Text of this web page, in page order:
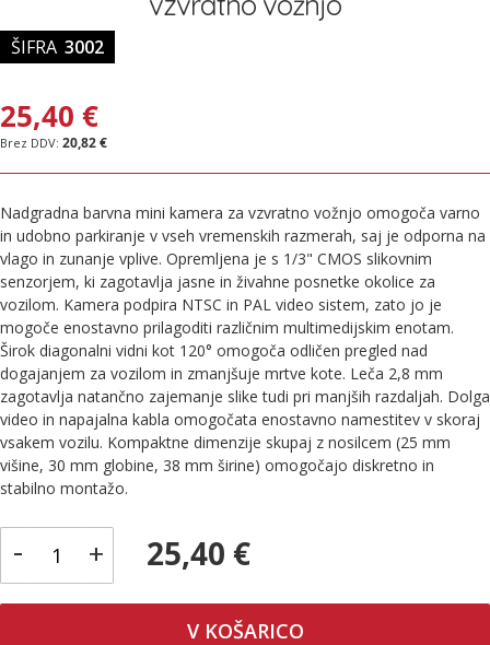
ŠIFRA 3002
25,40 €
20,82 €
Nadgradna barvna mini kamera za vzvratno vožnjo omogoča varno
in udobno parkiranje v vseh vremenskih razmerah, saj je odporna na
vlago in zunanje vplive. Opremljena je s 1/3" CMOS slikovnim
senzorjem, ki zagotavlja jasne in živahne posnetke okolice za
vozilom. Kamera podpira NTSC in PAL video sistem, zato jo je
mogoče enostavno prilagoditi različnim multimedijskim enotam.
Širok diagonalni vidni kot 120° omogoča odličen pregled nad
dogajanjem za vozilom in zmanjšuje mrtve kote. Leča 2,8 mm
zagotavlja natančno zajemanje slike tudi pri manjših razdaljah. Dolga
video in napajalna kabla omogočata enostavno namestitev v skoraj
vsakem vozilu. Kompaktne dimenzije skupaj z nosilcem (25 mm
višine, 30 mm globine, 38 mm širine) omogočajo diskretno in
stabilno montažo.
- + 25,40 €
V KOŠARICO